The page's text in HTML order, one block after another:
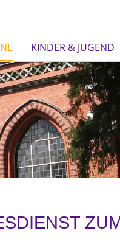
KINDER & JUGEND